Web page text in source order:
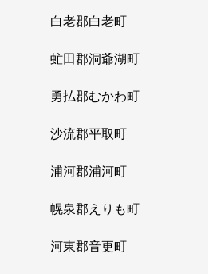
白老郡白老町
虻田郡洞爺湖町
勇払郡むかわ町
沙流郡平取町
浦河郡浦河町
幌泉郡えりも町
河東郡音更町